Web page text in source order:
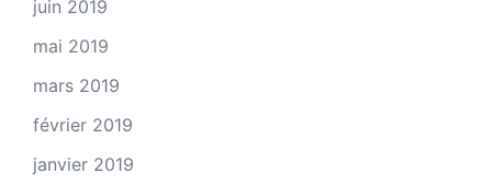
juin 2019
mai 2019
mars 2019
février 2019
janvier 2019